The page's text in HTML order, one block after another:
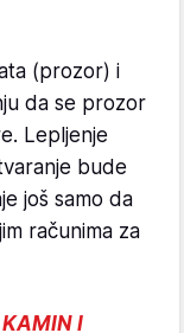
(prozor) i
da se prozor
Lepljenje
bude
još samo da
računima za
KAMIN I